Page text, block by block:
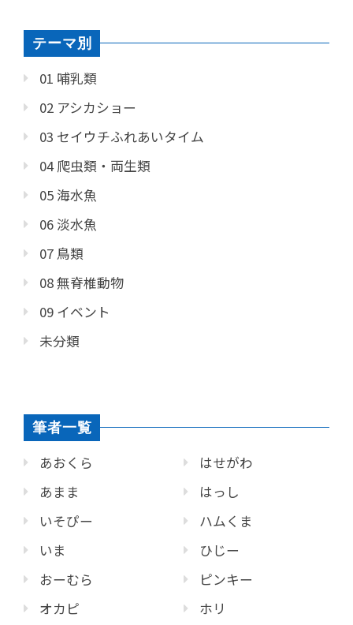
テーマ別
01 哺乳類
02 アシカショー
03 セイウチふれあいタイム
04 爬虫類・両生類
05 海水魚
06 淡水魚
07 鳥類
08 無脊椎動物
09 イベント
未分類
筆者一覧
あおくら
あまま
いそぴー
いま
おーむら
オカピ
はせがわ
はっし
ハムくま
ひじー
ピンキー
ホリ